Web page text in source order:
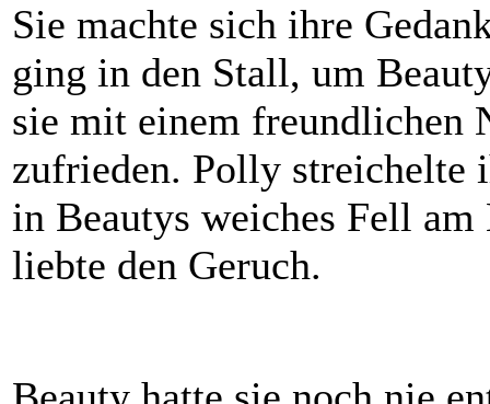
Sie machte sich ihre
ging in den Stall, um
sie mit einem freundlichen
zufrieden. Polly streichelte
in Beautys weiches Fell
liebte den Geruch.